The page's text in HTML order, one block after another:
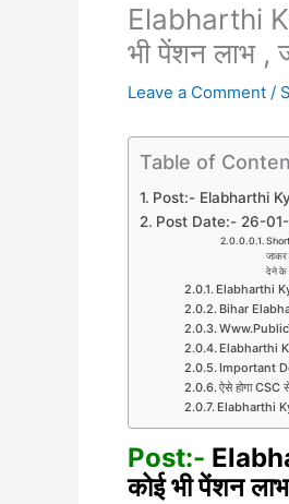
Elabharthi
भी पेंशन लाभ ,
Leave a Comment /
Table of
Post:- Elabharthi
Post Date:- 26-
Short
जाकर
देने के
Elabharthi
Bihar
Elabharthi
Important
ऐसे होगा CSC
Elabharthi
Post:-
कोई भीपेंशन